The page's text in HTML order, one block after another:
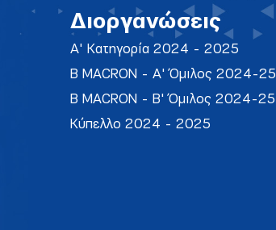
Διοργανώσεις
Α' Κατηγορία 2024 - 2025
Β MACRON - Α' Όμιλος 2024-25
Β MACRON - Β' Όμιλος 2024-25
Κύπελλο 2024 - 2025